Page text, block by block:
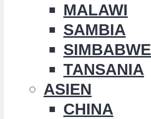
MALAWI
SAMBIA
SIMBABWE
TANSANIA
ASIEN
CHINA